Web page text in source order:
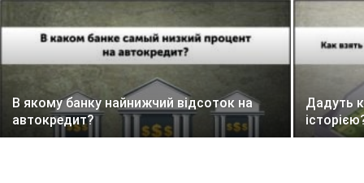
В якому банку найнижчий відсоток на
автокредит?
Дадуть